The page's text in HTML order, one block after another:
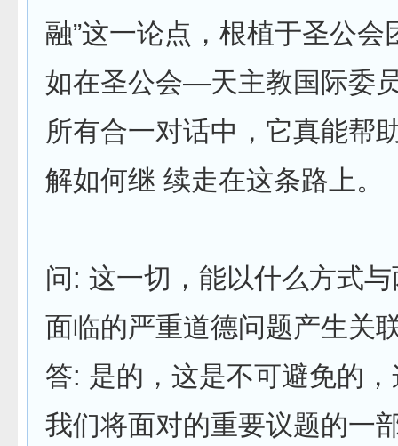
融”这一论点，根植于圣公会
如在圣公会—天主教国际委
所有合一对话中，它真能帮
解如何继 续走在这条路上。
问: 这一切，能以什么方式
面临的严重道德问题产生关
答: 是的，这是不可避免的
我们将面对的重要议题的一